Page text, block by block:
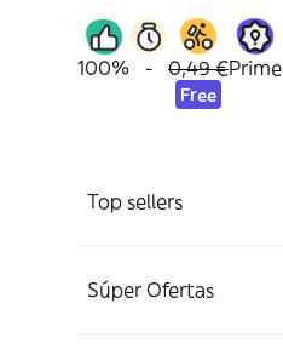
100% - 0,49 €
Free
Prime
Top sellers
Súper Ofertas